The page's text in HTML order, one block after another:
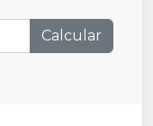
Calcular